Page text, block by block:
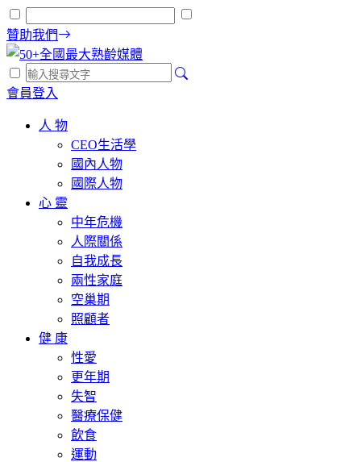
贊助我們
會員登入
人 物
CEO生活學
國內人物
國際人物
心 靈
中年危機
人際關係
自我成長
兩性家庭
空巢期
照顧者
健 康
性愛
更年期
失智
醫療保健
飲食
運動